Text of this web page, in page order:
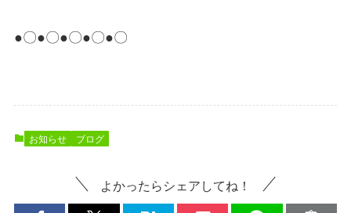
●〇●〇●〇●〇●〇
お知らせ ブログ
よかったらシェアしてね！